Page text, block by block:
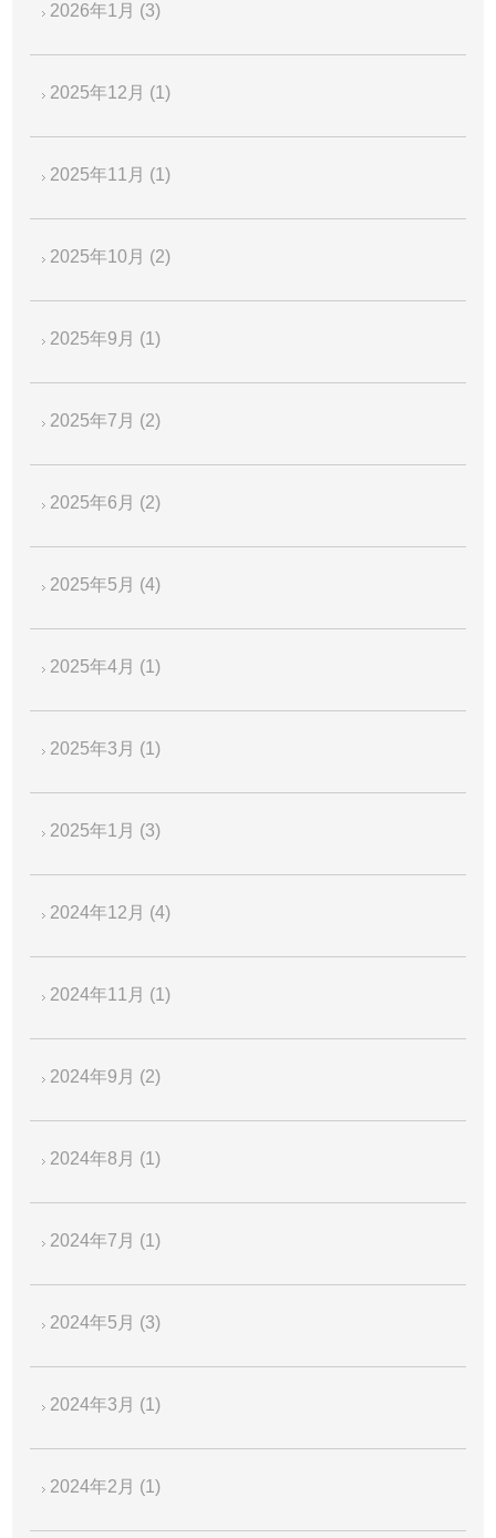
2026年1月 (3)
2025年12月 (1)
2025年11月 (1)
2025年10月 (2)
2025年9月 (1)
2025年7月 (2)
2025年6月 (2)
2025年5月 (4)
2025年4月 (1)
2025年3月 (1)
2025年1月 (3)
2024年12月 (4)
2024年11月 (1)
2024年9月 (2)
2024年8月 (1)
2024年7月 (1)
2024年5月 (3)
2024年3月 (1)
2024年2月 (1)